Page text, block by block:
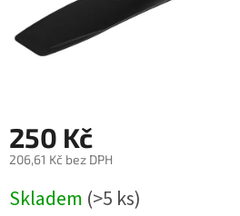
250 Kč
206,61 Kč bez DPH
cena:
Skladem (>5 ks)